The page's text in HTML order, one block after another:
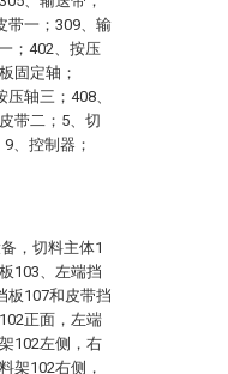
带一；309、输
；402、按压
固定轴；
轴三；408、
带二；5、切
、控制器；
，切料主体1
103、左端挡
板107和皮带挡
正面，左端
102左侧，右
架102右侧，